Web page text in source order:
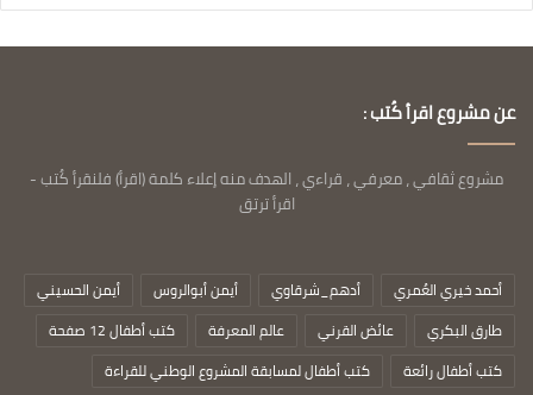
عن مشروع اقرأ كُتب :
مشروع ثقافي ، معرفي ، قراءي ، الهدف منه إعلاء كلمة (اقرأ) فلنقرأ كُتب -
اقرأ ترتق
أحمد خيري العُمري أدهم_شرقاوي أيمن أبوالروس
أيمن الحسيني
طارق البكري
عائض القرني عالم المعرفة
كتب أطفال 12 صفحة
كتب أطفال رائعة
كتب أطفال لمسابقة المشروع الوطني للقراءة